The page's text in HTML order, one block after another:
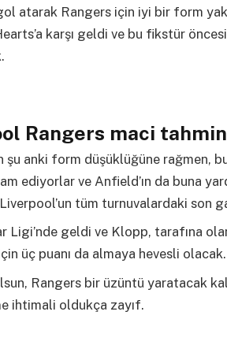
atarak Rangers için iyi bir form
karşı geldi ve bu fikstür
Rangers maci
şu anki form düşüklüğüne rağmen,
ediyorlar ve Anfield’ın da buna
tüm turnuvalardaki son
Ligi’nde geldi ve Klopp, tarafına
üç puanı da almaya hevesli olacak.
Rangers bir üzüntü yaratacak
ihtimali oldukça zayıf.